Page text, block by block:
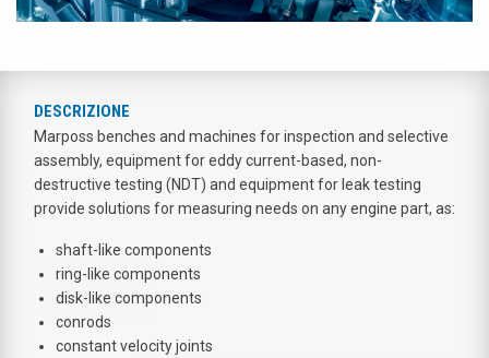
DESCRIZIONE
Marposs benches and machines for inspection and selective
assembly, equipment for eddy current-based, non-
destructive testing (NDT) and equipment for leak testing
provide solutions for measuring needs on any engine part, as:
shaft-like components
ring-like components
disk-like components
conrods
constant velocity joints